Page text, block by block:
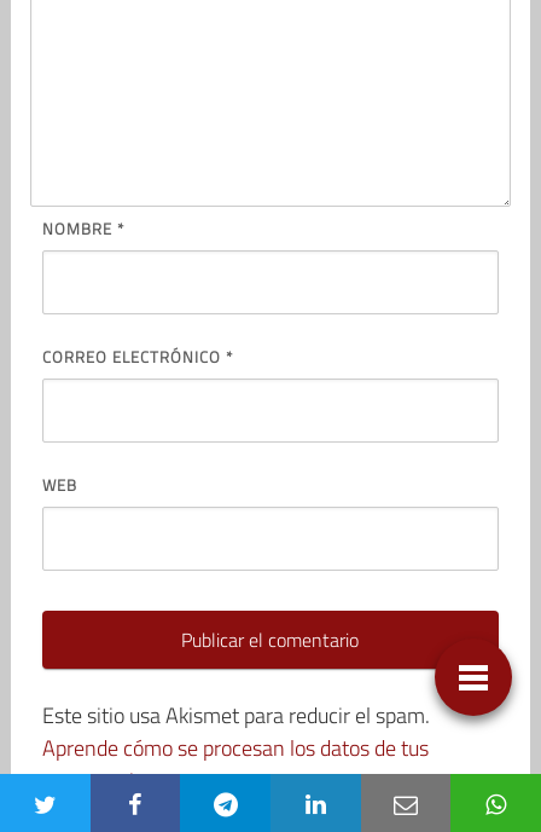
NOMBRE *
CORREO ELECTRÓNICO *
WEB
Este sitio usa Akismet para reducir el spam.
Aprende cómo se procesan los datos de tus
comentarios.